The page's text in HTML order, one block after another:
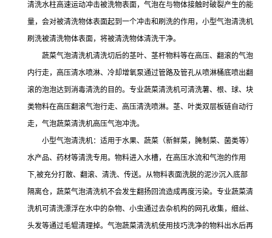
清洗水柱高速运动冲击被洗物表面，气泡在与物体接触时破裂产生的能
量，会对被清洗物体表面起到一个冲击和刷洗的作用，小型气泡清洗机
刷洗被清洗物体表面，将被清洗物体清洗干净。
蔬菜气泡清洗机清洗切后的茎叶、茎杆物料等在高压、翻滚的气泡
内行走，高压清水喷淋、冷却增氧泵通过管路及管孔从喷淋桶底喷出翻
滚的泡泡达到消毒清洗的目的。专业蔬菜清洗机可清洗薯、根、球、块
类物料在高压翻滚气泡行走、高压清洗喷淋。茎、叶类双层板链自动行
走，气泡蔬菜清洗机高压气泡冲洗。
小型气泡清洗机：适用于水果、蔬菜（新鲜菜，腌制菜、菌类等）
水产品、药材等清洗专用。物料进入水槽，在高压水流和气泡的作用
下,被充分打散、翻滚、清洗、传送。从物料表面洗脱的泥沙沉入底部
隔离仓，蔬菜气泡清洗机不会发生翻扬回流造成再度污染。专业蔬菜清
洗机可清洗漂浮在水中的杂物、小虫通过去杂机构的网孔收集，细丝、
头发等通过毛辊清理掉。气泡蔬菜清洗机使用技巧洗净的物料出水后再